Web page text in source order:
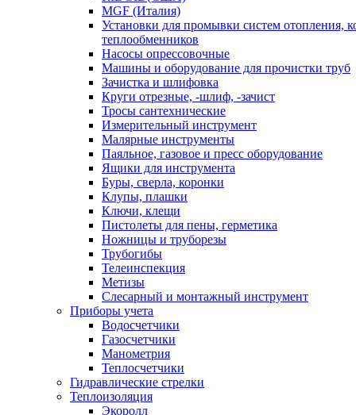
MGF (Италия)
Установки для промывки систем отопления,
теплообменников
Насосы опрессовочные
Машины и оборудование для прочистки труб
Зачистка и шлифовка
Круги отрезные, -шлиф, -зачист
Тросы сантехнические
Измерительный инструмент
Малярные инструменты
Паяльное, газовое и пресс оборудование
Ящики для инструмента
Буры, сверла, коронки
Клупы, плашки
Ключи, клещи
Пистолеты для пены, герметика
Ножницы и труборезы
Трубогибы
Телеинспекция
Метизы
Слесарный и монтажный инструмент
Приборы учета
Водосчетчики
Газосчетчики
Манометрия
Теплосчетчики
Гидравлические стрелки
Теплоизоляция
Экоролл